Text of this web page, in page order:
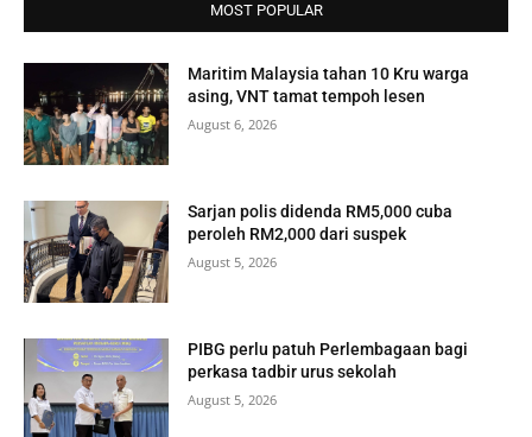
MOST POPULAR
Maritim Malaysia tahan 10 Kru warga
asing, VNT tamat tempoh lesen
August 6, 2026
Sarjan polis didenda RM5,000 cuba
peroleh RM2,000 dari suspek
August 5, 2026
PIBG perlu patuh Perlembagaan bagi
perkasa tadbir urus sekolah
August 5, 2026